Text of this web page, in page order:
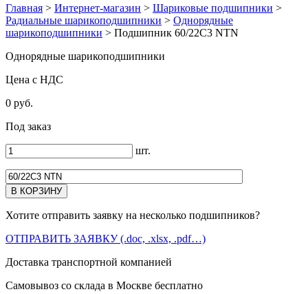
Главная > Интернет-магазин > Шариковые подшипники >
Радиальные шарикоподшипники > Однорядные
шарикоподшипники > Подшипник 60/22C3 NTN
Однорядные шарикоподшипники
Цена с НДС
0 руб.
Под заказ
шт.
Хотите отправить заявку на несколько подшипников?
ОТПРАВИТЬ ЗАЯВКУ (.doc, .xlsx, .pdf…)
Доставка транспортной компанией
Самовывоз со склада в Москве бесплатно